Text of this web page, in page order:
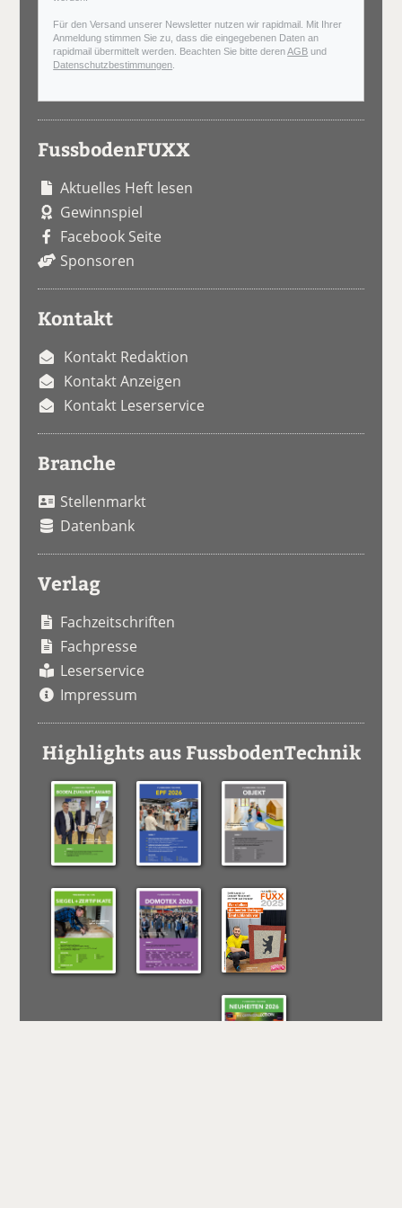
Für den Versand unserer Newsletter nutzen wir rapidmail. Mit Ihrer
Anmeldung stimmen Sie zu, dass die eingegebenen Daten an
rapidmail übermittelt werden. Beachten Sie bitte derenAGB und
Datenschutzbestimmungen
FussbodenFUXX
Aktuelles Heft lesen
Gewinnspiel
Facebook Seite
Sponsoren
Kontakt
Kontakt Redaktion
Kontakt Anzeigen
Kontakt Leserservice
Branche
Stellenmarkt
Datenbank
Verlag
Fachzeitschriften
Fachpresse
Leserservice
Impressum
Highlights aus FussbodenTechnik